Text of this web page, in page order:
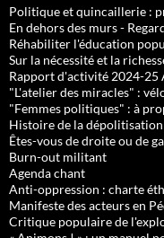
Politique et quincaillerie :
En dehors des murs -
Réhabiliter l'éducation
Sur la nécessité et la
Rapport d'activité 2024-25
"L'atelier des miracles" :
"Femmes politiques" : à
Histoire de la
Êtes-vous de droite ou de
Burn-out militant
Agenda chant
Anti-oppression : charte
Manifeste des acteurs en
Critique populaire de